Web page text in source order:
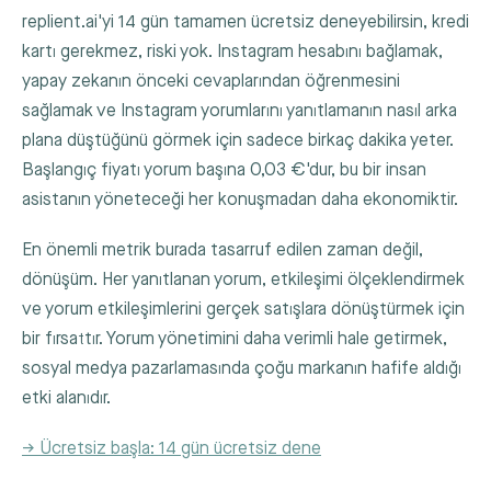
replient.ai'yi 14 gün tamamen ücretsiz deneyebilirsin, kredi
kartı gerekmez, riski yok. Instagram hesabını bağlamak,
yapay zekanın önceki cevaplarından öğrenmesini
sağlamak ve Instagram yorumlarını yanıtlamanın nasıl arka
plana düştüğünü görmek için sadece birkaç dakika yeter.
Başlangıç fiyatı yorum başına 0,03 €'dur, bu bir insan
asistanın yöneteceği her konuşmadan daha ekonomiktir.
En önemli metrik burada tasarruf edilen zaman değil,
dönüşüm. Her yanıtlanan yorum, etkileşimi ölçeklendirmek
ve yorum etkileşimlerini gerçek satışlara dönüştürmek için
bir fırsattır. Yorum yönetimini daha verimli hale getirmek,
sosyal medya pazarlamasında çoğu markanın hafife aldığı
etki alanıdır.
→ Ücretsiz başla: 14 gün ücretsiz dene